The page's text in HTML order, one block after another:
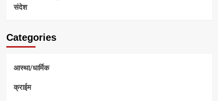
संदेश
Categories
आस्था/धार्मिक
क्राईम